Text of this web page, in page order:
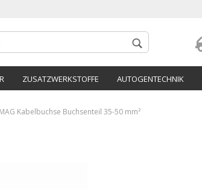
ZUSATZWERKSTOFFE AUTOGENTECHNIK
Kabelbuchse Buchsenteil 35-50 mm²